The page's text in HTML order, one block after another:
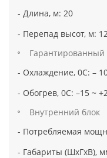
- Длина, м: 20
- Перепад высот, м: 12
- Охлаждение, 0C: –
- Обогрев, 0C: –15 ~
Внутренний блок
- Потребляемая
- Габариты (ШхГхВ),